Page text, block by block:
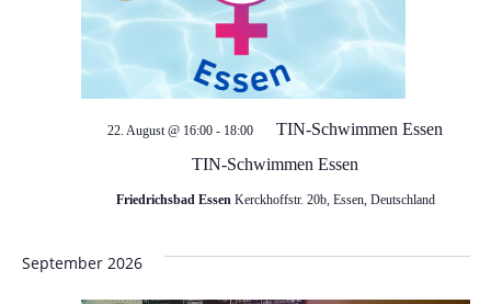
a
l
u
n
TIN-Schwimmen Essen
22. August @ 16:00 - 18:00 TIN-Schwimmen Essen
Friedrichsbad Essen Kerckhoffstr. 20b, Essen, Deutschland
September 2026